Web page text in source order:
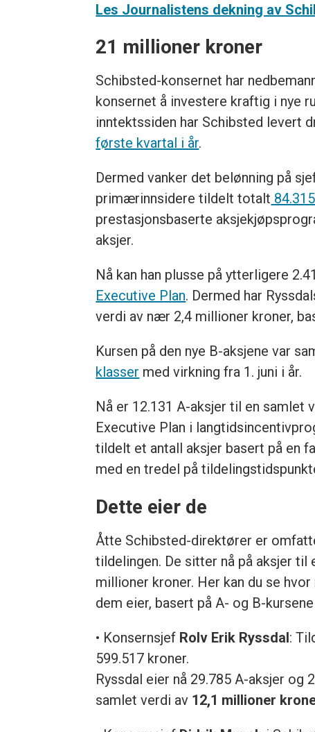
Les Journalistens dekning av
21 millioner kroner
Schibsted-konsernet har
konsernet å investere kraftig i nye
inntektssiden har Schibsted levert
første kvartal i år.
Dermed vanker det belønning på
primærinnsidere tildelt totalt
prestasjonsbaserte
aksjer.
Nå kan han plusse på ytterligere
Executive Plan. Dermed har
verdi av nær 2,4 millioner kroner,
Kursen på den nye B-aksjene var
klasser med virkning fra 1. juni i år.
Nå er 12.131 A-aksjer til en samlet
Executive Plan i
tildelt et antall aksjer basert på en
med en tredel på
Dette eier de
Åtte Schibsted-direktører er
tildelingen. De sitter nå på aksjer til
millioner kroner. Her kan du se
dem eier, basert på A- og B-
• Konsernsjef Rolv Erik Ryssdal:
599.517 kroner.
Ryssdal eier nå 29.785 A-aksjer og
samlet verdi av 12,1 millioner